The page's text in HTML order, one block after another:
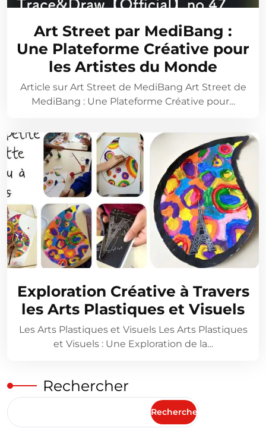
Art Street par MediBang :
Une Plateforme Créative pour
les Artistes du Monde
Article sur Art Street de MediBang Art Street de
MediBang : Une Plateforme Créative pour…
Exploration Créative à Travers
les Arts Plastiques et Visuels
Les Arts Plastiques et Visuels Les Arts Plastiques
et Visuels : Une Exploration de la…
Rechercher
Rechercher